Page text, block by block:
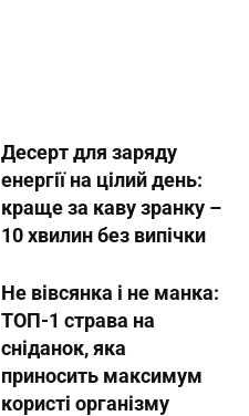
Десерт для заряду
енергії на цілий день:
краще за каву зранку –
10 хвилин без випічки
Не вівсянка і не манка:
ТОП-1 страва на
сніданок, яка
приносить максимум
користі організму